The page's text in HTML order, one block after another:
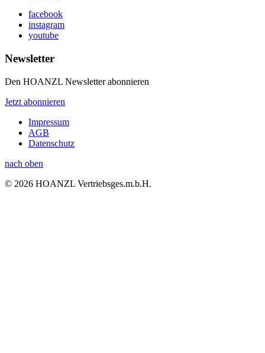
facebook
instagram
youtube
Newsletter
Den HOANZL Newsletter abonnieren
Jetzt abonnieren
Impressum
AGB
Datenschutz
nach oben
© 2026 HOANZL Vertriebsges.m.b.H.